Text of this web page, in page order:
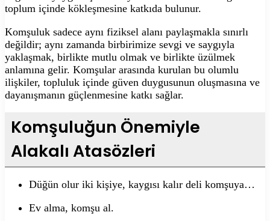
toplum içinde kökleşmesine katkıda bulunur.
Komşuluk sadece aynı fiziksel alanı paylaşmakla sınırlı
değildir; aynı zamanda birbirimize sevgi ve saygıyla
yaklaşmak, birlikte mutlu olmak ve birlikte üzülmek
anlamına gelir. Komşular arasında kurulan bu olumlu
ilişkiler, topluluk içinde güven duygusunun oluşmasına ve
dayanışmanın güçlenmesine katkı sağlar.
Komşuluğun Önemiyle
Alakalı Atasözleri
Düğün olur iki kişiye, kaygısı kalır deli komşuya…
Ev alma, komşu al.